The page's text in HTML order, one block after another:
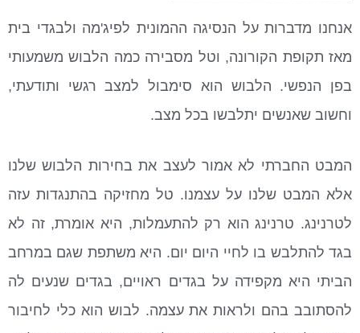
אנחנו מדברות על הנסיגה ההמונית לפיג'מה ולבגדי בית
מאז תקופת הקורונה, וטל מסבירה כמה הלבוש משמעותי
בפן הנפשי. הלבוש הוא סימבול למצב רגשי ותודעתי,
וחשוב שאנשים יתלבשו בכל מצב.
המבט החברתי לא אמור לעצב את בחירות הלבוש שלנו
אלא המבט שלנו על עצמנו. טל מחזיקה בהתנגדות עזה
לטרנינג. טרנינג הוא רק להתעמלות, היא אומרת, זה לא
בגד להתלבש בו לחיי היום יום. היא משתפת שגם במרחב
הביתי היא מקפידה על בגדים ראויים, בגדים שנעים לה
להסתובב בהם ולראות את עצמה. לבוש הוא כלי לחיבור